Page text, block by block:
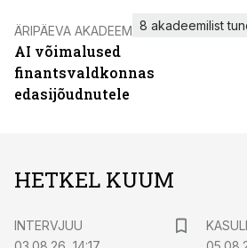
ÄRIPÄEVA AKADEEMIA
AI võimalused
finantsvaldkonnas
edasijõudnutele
8 akadeemilist
HETKEL KUUM
INTERVJUU